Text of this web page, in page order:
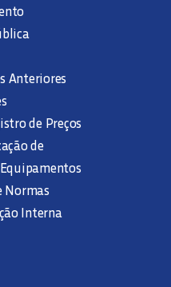
Anteriores
de Preços
de
Normas
Interna